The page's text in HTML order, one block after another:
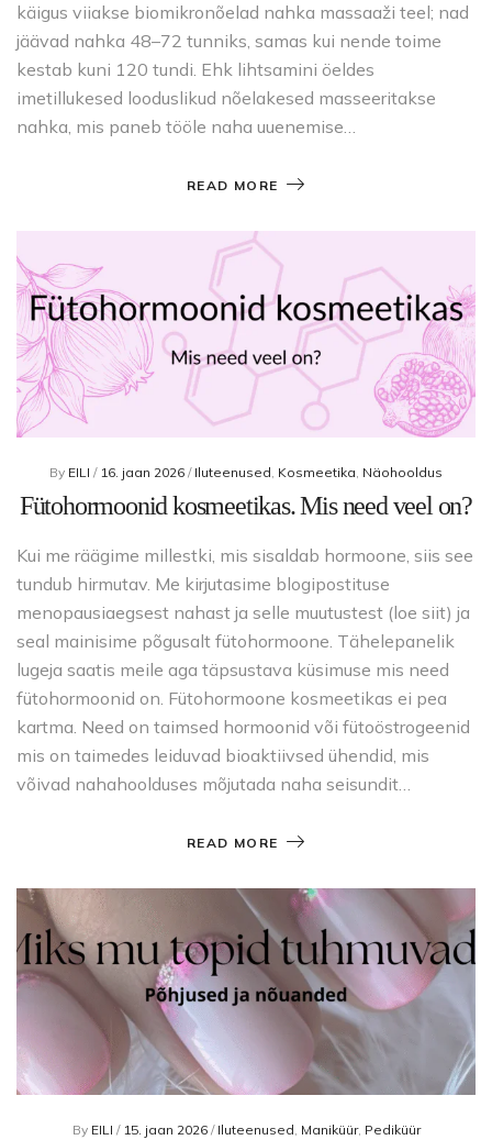
käigus viiakse biomikronõelad nahka massaaži teel; nad
jäävad nahka 48–72 tunniks, samas kui nende toime
kestab kuni 120 tundi. Ehk lihtsamini öeldes
imetillukesed looduslikud nõelakesed masseeritakse
nahka, mis paneb tööle naha uuenemise…
READ MORE
By EILI / 16. jaan 2026 / Iluteenused, Kosmeetika, Näohooldus
Fütohormoonid kosmeetikas. Mis need veel on?
Kui me räägime millestki, mis sisaldab hormoone, siis see
tundub hirmutav. Me kirjutasime blogipostituse
menopausiaegsest nahast ja selle muutustest (loe siit) ja
seal mainisime põgusalt fütohormoone. Tähelepanelik
lugeja saatis meile aga täpsustava küsimuse mis need
fütohormoonid on. Fütohormoone kosmeetikas ei pea
kartma. Need on taimsed hormoonid või fütoöstrogeenid
mis on taimedes leiduvad bioaktiivsed ühendid, mis
võivad nahahoolduses mõjutada naha seisundit…
READ MORE
By EILI / 15. jaan 2026/ Iluteenused, Maniküür, Pediküür